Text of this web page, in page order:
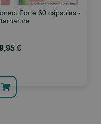
Forte 60 cápsulas -
€